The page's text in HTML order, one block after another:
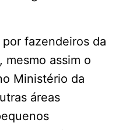
fazendeiros da
mesmo assim o
Ministério da
áreas